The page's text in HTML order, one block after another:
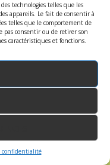
technologies telles que les
appareils. Le fait de consentir à
telles que le comportement de
pas consentir ou de retirer son
caractéristiques et fonctions.